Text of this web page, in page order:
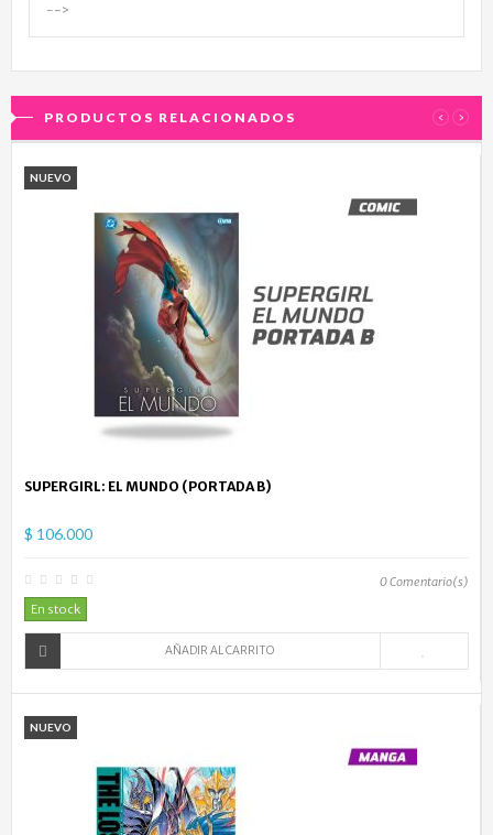
-->
PRODUCTOS RELACIONADOS ‹ ›
NUEVO
SUPERGIRL: EL MUNDO (PORTADA B)
$ 106.000
0Comentario(s)
En stock
AÑADIR AL CARRITO
NUEVO